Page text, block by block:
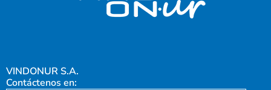
VINDONUR S.A.
Contáctenos en: